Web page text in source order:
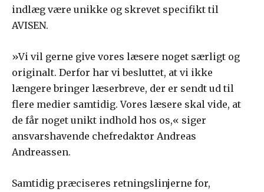
indlæg være unikke og skrevet specifikt til
AVISEN.
»Vi vil gerne give vores læsere noget særligt og
originalt. Derfor har vi besluttet, at vi ikke
længere bringer læserbreve, der er sendt ud til
flere medier samtidig. Vores læsere skal vide, at
de får noget unikt indhold hos os,« siger
ansvarshavende chefredaktør Andreas
Andreassen.
Samtidig præciseres retningslinjerne for,